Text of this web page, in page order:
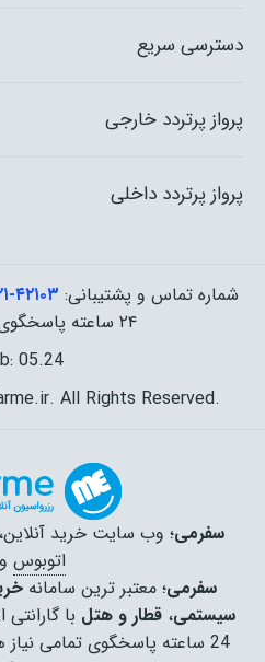
پرواز پرتردد داخلی
پرواز پرتردد خارجی
دسترسی سریع
شماره تماس و پشتیبانی: ۰۲۱-
۲۴ ساعته پاسخگوی شما هستیم.
05.24
All Rights Reserved.
سفرمی؛ وب سایت خرید آنلاین،
اتوبوس و
سفرمی؛ معتبر ترین سامانه
سیستمی،قطار و هتل با
24 ساعته پاسخگوی تمامی